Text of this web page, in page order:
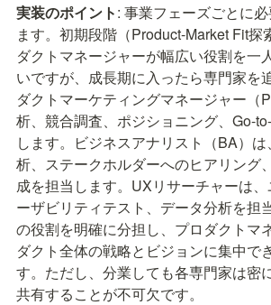
実装のポイント: 事業フェーズごとに
ます。初期段階（Product-Market Fit探
ダクトマネージャーが幅広い役割を一
いですが、成長期に入ったら専門家を
ダクトマーケティングマネージャー（
析、競合調査、ポジショニング、Go-
します。ビジネスアナリスト（BA）
析、ステークホルダーへのヒアリング
成を担当します。UXリサーチャーは
ーザビリティテスト、データ分析を担
の役割を明確に分担し、プロダクトマ
ダクト全体の戦略とビジョンに集中で
す。ただし、分業しても各専門家は密
共有することが不可欠です。